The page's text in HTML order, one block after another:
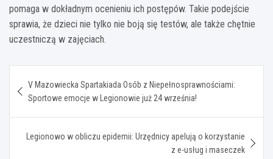
pomaga w dokładnym ocenieniu ich postępów. Takie podejście
sprawia, że dzieci nie tylko nie boją się testów, ale także chętnie
uczestniczą w zajęciach.
wpisu
V Mazowiecka Spartakiada Osób z Niepełnosprawnościami:
Sportowe emocje w Legionowie już 24 września!
Legionowo w obliczu epidemii: Urzędnicy apelują o korzystanie
z e-usług i maseczek